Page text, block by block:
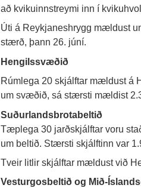
að kvikuinnstreymi inn í
Úti á Reykjaneshrygg mældust
stærð, þann 26. júní.
Hengilssvæðið
Rúmlega 20 skjálftar mældust á
um svæðið, sá stærsti mældist
Suðurlandsbrotabeltið
Tæplega 30 jarðskjálftar voru
um beltið. Stærsti skjálftinn var
Tveir litlir skjálftar mældust við
Vesturgosbeltið og Mið-